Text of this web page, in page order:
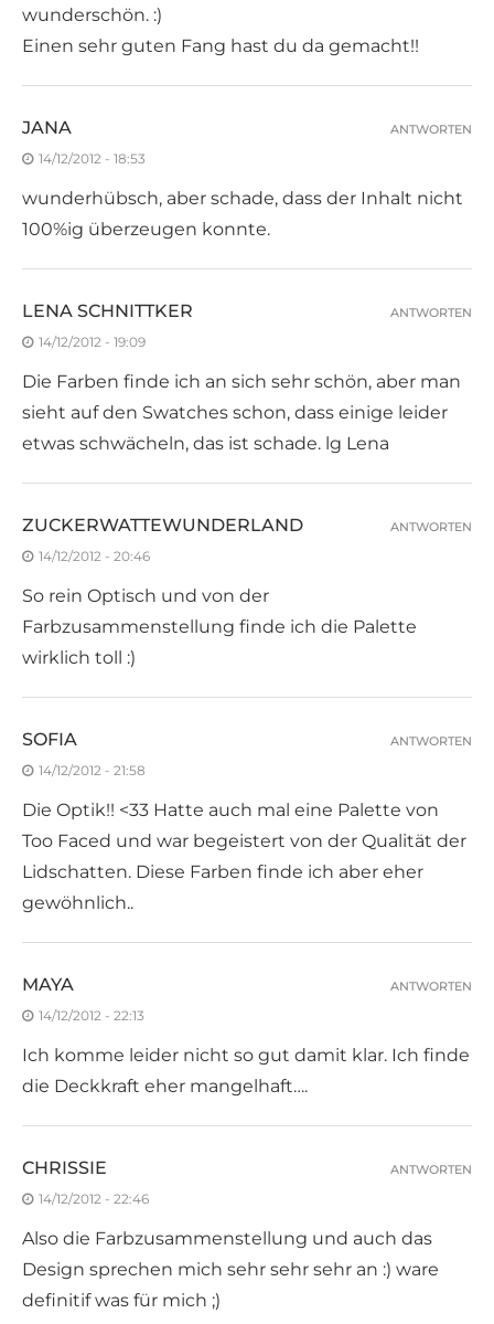
wunderschön. :)
Einen sehr guten Fang hast du da gemacht!!
JANA
14/12/2012 - 18:53
wunderhübsch, aber schade, dass der Inhalt nicht
100%ig überzeugen konnte.
ANTWORTEN
LENA SCHNITTKER
14/12/2012 - 19:09
Die Farben finde ich an sich sehr schön, aber man
sieht auf den Swatches schon, dass einige leider
etwas schwächeln, das ist schade. lg Lena
ANTWORTEN
ZUCKERWATTEWUNDERLAND
14/12/2012 - 20:46
So rein Optisch und von der
Farbzusammenstellung finde ich die Palette
wirklich toll :)
ANTWORTEN
SOFIA
14/12/2012 - 21:58
Die Optik!! <33 Hatte auch mal eine Palette von
Too Faced und war begeistert von der Qualität der
Lidschatten. Diese Farben finde ich aber eher
gewöhnlich..
ANTWORTEN
MAYA
14/12/2012 - 22:13
Ich komme leider nicht so gut damit klar. Ich finde
die Deckkraft eher mangelhaft….
ANTWORTEN
CHRISSIE
14/12/2012 - 22:46
Also die Farbzusammenstellung und auch das
Design sprechen mich sehr sehr sehr an :) ware
definitif was für mich ;)
ANTWORTEN